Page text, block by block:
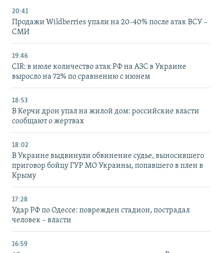
20:41
Продажи Wildberries упали на 20-40% после атак ВСУ –
СМИ
19:46
CIR: в июле количество атак РФ на АЗС в Украине
выросло на 72% по сравнению с июнем
18:53
В Керчи дрон упал на жилой дом: российские власти
сообщают о жертвах
18:02
В Украине выдвинули обвинение судье, выносившего
приговор бойцу ГУР МО Украины, попавшего в плен в
Крыму
17:28
Удар РФ по Одессе: поврежден стадион, пострадал
человек – власти
16:59